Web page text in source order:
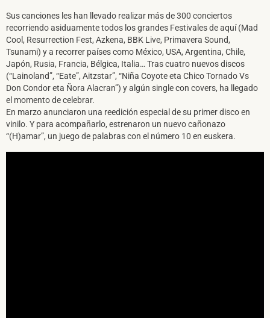
Sus canciones les han llevado realizar más de 300 conciertos
recorriendo asiduamente todos los grandes Festivales de aquí (Mad
Cool, Resurrection Fest, Azkena, BBK Live, Primavera Sound,
Tsunami) y a recorrer países como México, USA, Argentina, Chile,
Japón, Rusia, Francia, Bélgica, Italia… Tras cuatro nuevos discos
(“Lainoland”, “Eate”, Aitzstar”, “Niña Coyote eta Chico Tornado Vs
Don Condor eta Ñora Alacran”) y algún single con covers, ha llegado
el momento de celebrar.
En marzo anunciaron una reedición especial de su primer disco en
vinilo. Y para acompañarlo, estrenaron un nuevo cañonazo
“(H)amar”, un juego de palabras con el número 10 en euskera.
DARME DE ALTA